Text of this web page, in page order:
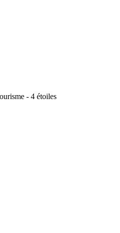
- 4 étoiles